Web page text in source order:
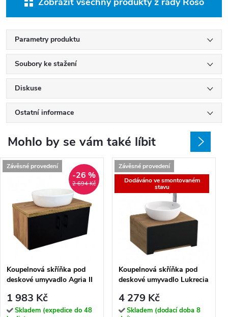
Parametry produktu
Soubory ke stažení
Diskuse
Ostatní informace
Mohlo by se vám také líbit
2 694 Kč
-26 %
Závěsné provedení
Koupelnová skříňka pod
deskové umyvadlo Agria II
černá
1 983 Kč
Skladem (expedice do 48
Závěsné provedení
Dodáváno ve smontovaném
stavu
Koupelnová skříňka pod
deskové umyvadlo Lukrecia
4 279 Kč
Skladem (dodací doba 8